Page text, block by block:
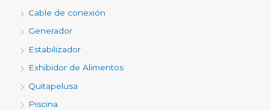
Cable de conexión
Generador
Estabilizador
Exhibidor de Alimentos
Quitapelusa
Piscina